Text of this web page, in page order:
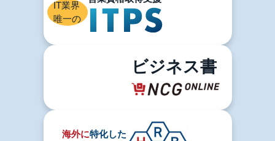
IT業界
唯一の
ビジネス書
海外に特化した